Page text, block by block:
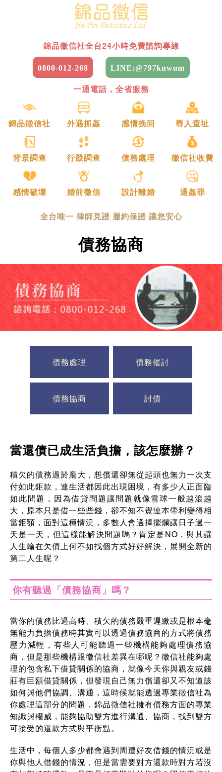
錦品徵信社全台24小時免費諮詢專線
0800-012-268 LINE:@797knwum
一通電話，全省服務
錦品徵信社 外遇抓姦 感情挽回 尋人查址
背景調查 行蹤調查 債務處理 徵信社收費
感情破壞 婚前徵信 設計離婚 通姦罪
全台唯一 律師見證 履約保證 讓您安心
債務協商
債務處理 債務催討
債務協商 討債
當還債已成生活負擔，該怎麼辦？
積欠的債務過於龐大，想償還卻無從起頭也無力一次支
付如此鉅款，連生活都因此出現困境，有多少人正面臨
如此問題，因為借貸問題讓問題就像雪球一般越滾越
大，原本只是借一些些錢，卻不知不覺連本帶利變得相
當鉅額，面對這種情況，多數人會選擇擺爛讓日子過一
天是一天，但這樣能解決問題嗎？肯定是NO，與其讓
人生輸在欠債上何不如找個方式好好解決，展開全新的
第二人生呢？
你有聽過「債務協商」嗎？
當你的債務比過高時、積欠的債務嚴重遲繳或是根本毫
無能力負擔債務時其實可以透過債務協商的方式將債務
壓力減輕，有些人可能聽過一些機構能夠處理債務協
商，但是那些機構跟徵信社差異在哪呢？徵信社能夠處
理的包含私下借貸關係的協商，就像今天你與親友或錢
莊有巨額借貸關係，但發現自己無力償還卻又不知道該
如何與他們協調、溝通，這時候就能透過專業徵信社為
你處理這部分的問題，錦品徵信社擁有債務方面的專業
知識與權威，能夠協助雙方進行溝通、協商，找到雙方
可接受的還款方式與平衡點。
生活中，每個人多少都會遇到周遭好友借錢的情況或是
你與他人借錢的情況，但是當需要對方還款時對方若沒